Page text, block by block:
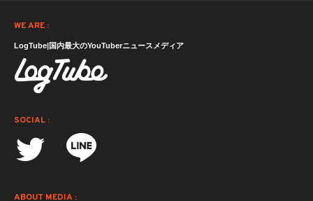
WE ARE :
LogTube|国内最大のYouTuberニュースメディア
SOCIAL :
ABOUT MEDIA :